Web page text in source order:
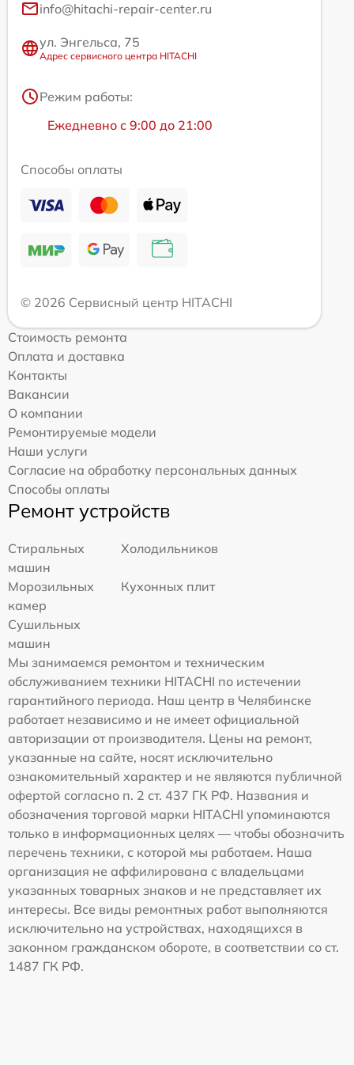
info@hitachi-repair-center.ru
ул. Энгельса, 75
Адрес сервисного центра HITACHI
Режим работы:
Ежедневно с 9:00 до 21:00
Способы оплаты
© 2026 Сервисный центр HITACHI
Стоимость ремонта
Оплата и доставка
Контакты
Вакансии
О компании
Ремонтируемые модели
Наши услуги
Согласие на обработку персональных данных
Способы оплаты
Ремонт устройств
Стиральных
машин
Холодильников
Морозильных
камер
Кухонных плит
Сушильных
машин
Мы занимаемся ремонтом и техническим
обслуживанием техники HITACHI по истечении
гарантийного периода. Наш центр в Челябинске
работает независимо и не имеет официальной
авторизации от производителя. Цены на ремонт,
указанные на сайте, носят исключительно
ознакомительный характер и не являются публичной
офертой согласно п. 2 ст. 437 ГК РФ. Названия и
обозначения торговой марки HITACHI упоминаются
только в информационных целях — чтобы обозначить
перечень техники, с которой мы работаем. Наша
организация не аффилирована с владельцами
указанных товарных знаков и не представляет их
интересы. Все виды ремонтных работ выполняются
исключительно на устройствах, находящихся в
законном гражданском обороте, в соответствии со ст.
1487 ГК РФ.